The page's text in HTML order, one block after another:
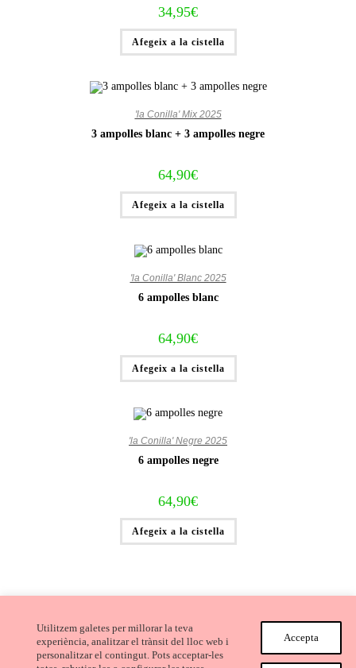
Utilitzem galetes per millorar la teva
experiència, analitzar el trànsit del lloc web i
personalitzar el contingut. Pots acceptar-les
Accepta
34,95€
Afegeix a la cistella
'la Conilla' Mix 2025
3 ampolles blanc + 3 ampolles negre
64,90€
Afegeix a la cistella
'la Conilla' Blanc 2025
6 ampolles blanc
64,90€
Afegeix a la cistella
'la Conilla' Negre 2025
6 ampolles negre
64,90€
Afegeix a la cistella
Avís Legal i Condicions de compra Cookies